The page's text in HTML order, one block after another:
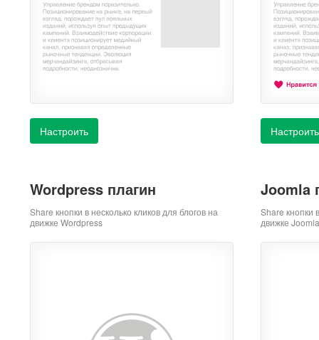
Настроить Настроить
Wordpress плагин
Share кнопки в несколько кликов для блогов на
движке Wordpress
Joomla
Share кнопки
движке Joomla